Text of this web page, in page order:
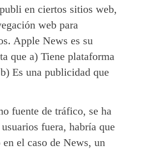
en ciertos sitios web,
web para
Apple News es su
que a) Tiene plataforma
Es una publicidad que
fuente de tráfico, se ha
fuera, habría que
el caso de News, un